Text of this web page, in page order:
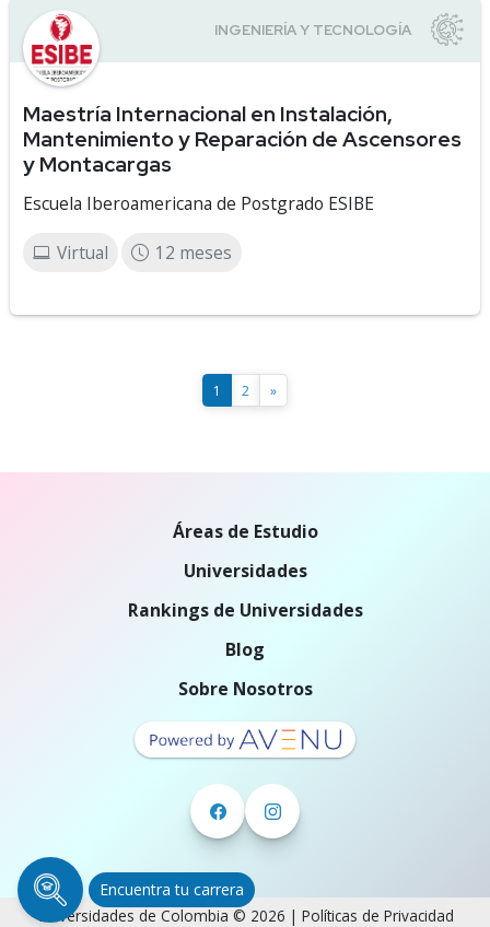
Maestría Internacional en Instalación,
Mantenimiento y Reparación de Ascensores
y Montacargas
Escuela Iberoamericana de Postgrado ESIBE
Virtual 12 meses
1 2 »
Encuentra tu carrera
Áreas de Estudio
Universidades
Rankings de Universidades
Blog
Sobre Nosotros
Universidades de Colombia © 2026 | Políticas de Privacidad